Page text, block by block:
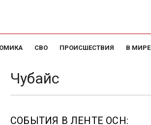
СВО ПРОИСШЕСТВИЯ В МИРЕ
Чубайс
СОБЫТИЯ В ЛЕНТЕ ОСН: